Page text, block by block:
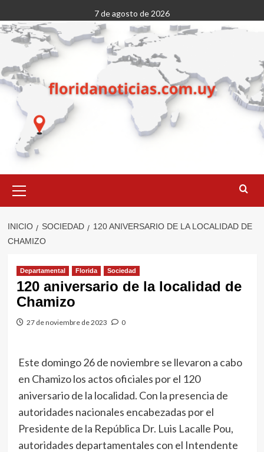
al
contenido
7 de agosto de 2026
primario
INICIO SOCIEDAD
120 ANIVERSARIO DE LA LOCALIDAD DE
CHAMIZO
Departamental Florida Sociedad
120 aniversario de la localidad de
Chamizo
27 de noviembre de 2023 0
Este domingo 26 de noviembre se llevaron a cabo
en Chamizo los actos oficiales por el 120
aniversario de la localidad. Con la presencia de
autoridades nacionales encabezadas por el
Presidente de la República Dr. Luis Lacalle Pou,
autoridades departamentales con el Intendente